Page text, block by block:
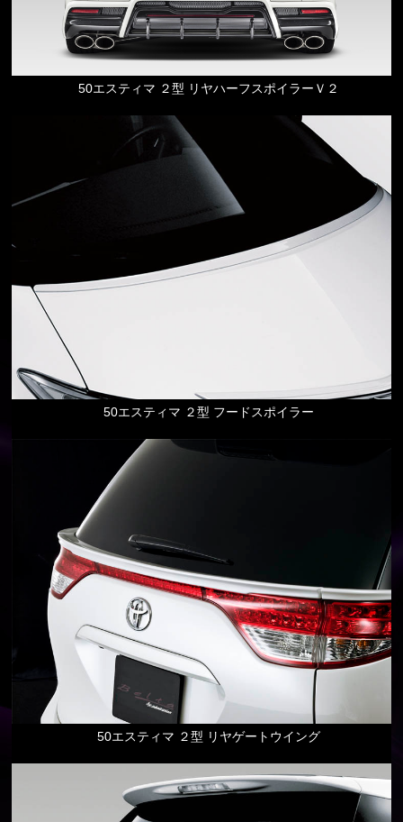
50エスティマ ２型 リヤハーフスポイラーＶ２
50エスティマ ２型 フードスポイラー
50エスティマ ２型 リヤゲートウイング